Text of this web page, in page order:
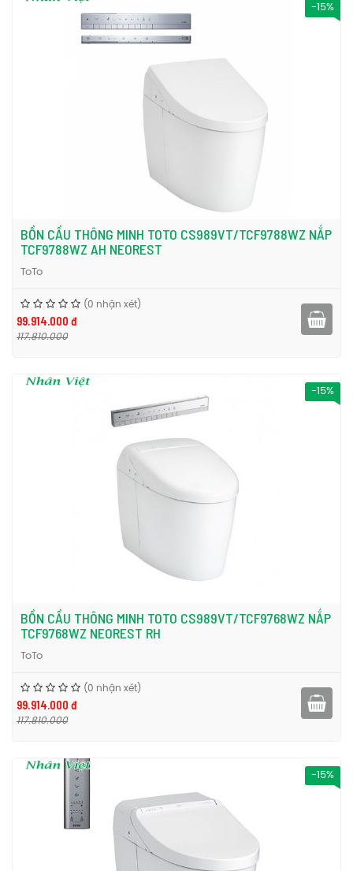
-15%
BỒN CẦU THÔNG MINH TOTO CS989VT/TCF9788WZ NẮP
TCF9788WZ AH NEOREST
ToTo
(0 nhận xét)
99.914.000 đ
117.810.000
-15%
BỒN CẦU THÔNG MINH TOTO CS989VT/TCF9768WZ NẮP
TCF9768WZ NEOREST RH
ToTo
(0 nhận xét)
99.914.000 đ
117.810.000
-15%